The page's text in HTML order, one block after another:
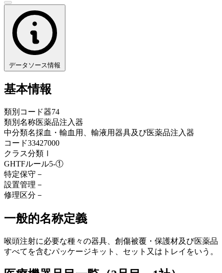
データソース情報
基本情報
類別コード器74
類別名称医薬品注入器
中分類名採血・輸血用、輸液用器具及び医薬品注入器
コード33427000
クラス分類 Ⅰ
GHTFルール5-①
特定保守 －
設置管理 －
修理区分 －
一般的名称定義
喉頭注射に必要な種々の器具、創傷被覆・保護材及び医薬品
すべてを含むパッケージキット、セット又はトレイをいう。